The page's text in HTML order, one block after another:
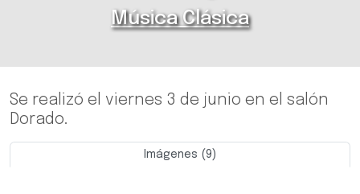
Música Clásica
Se realizó el viernes 3 de junio en el salón
Dorado.
Imágenes (9)